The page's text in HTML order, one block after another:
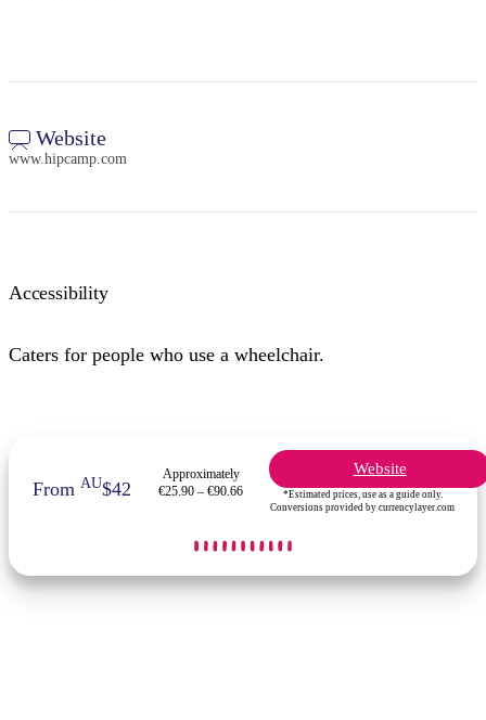
Website
www.hipcamp.com
Accessibility
Caters for people who use a wheelchair.
From AU$42
Approximately
€25.90 – €90.66
Website
*Estimated prices, use as a guide only.
Conversions provided by currencylayer.com